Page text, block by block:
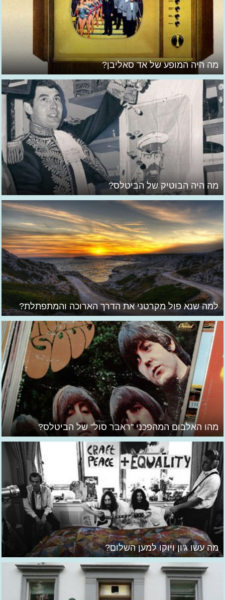
מה היה המופע של אד סאליבן?
מה היה הבוטיק של הביטלס?
למה שנא פול מקרטני את הדרך הארוכה והמתפתלת?
מהו האלבום המהפכני "ראבר סול" של הביטלס?
מה עשו ג'ון ויוקו למען השלום?